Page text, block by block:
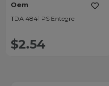
Oem
TDA 4841 PS Entegre
$2.54